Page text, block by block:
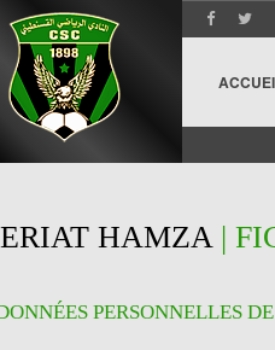
HAMZA|
PERSONNELLES DE